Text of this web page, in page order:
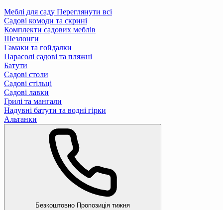
Меблі для саду Переглянути всі
Садові комоди та скрині
Комплекти садових меблів
Шезлонги
Гамаки та гойдалки
Парасолі садові та пляжні
Батути
Садові столи
Садові стільці
Садові лавки
Грилі та мангали
Надувні батути та водні гірки
Альтанки
Безкоштовно Пропозиція тижня